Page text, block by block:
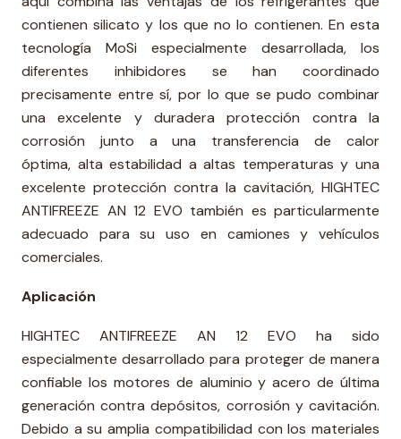
contienen silicato y los que no lo contienen. En esta
tecnología MoSi especialmente desarrollada, los
diferentes inhibidores se han coordinado
precisamente entre sí, por lo que se pudo combinar
una excelente y duradera protección contra la
corrosión junto a una transferencia de calor
óptima, alta estabilidad a altas temperaturas y una
excelente protección contra la cavitación, HIGHTEC
ANTIFREEZE AN 12 EVO también es particularmente
adecuado para su uso en camiones y vehículos
comerciales.
Aplicación
HIGHTEC ANTIFREEZE AN 12 EVO ha sido
especialmente desarrollado para proteger de manera
confiable los motores de aluminio y acero de última
generación contra depósitos, corrosión y cavitación.
Debido a su amplia compatibilidad con los materiales